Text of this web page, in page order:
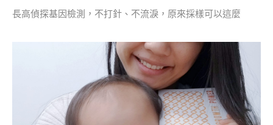
長高偵探基因檢測，不打針、不流淚，原來採樣可以這麼